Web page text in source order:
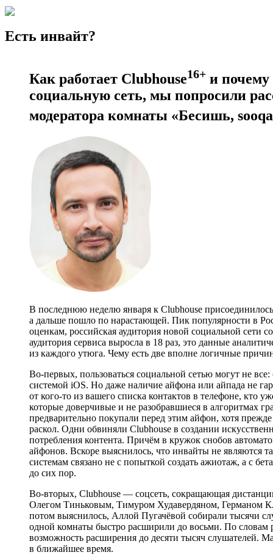
Есть инвайт?
Как работает Clubhouse16+ и почему
социальную сеть, мы попросили
модератора комнаты «Бесишь,
В последнюю неделю января к Clubhouse
а дальше пошло по нарастающей. Пик популярности в
оценкам, российская аудитория новой социальной сети
аудитория сервиса выросла в 18 раз, это данные
из каждого утюга. Чему есть две вполне логичные
Во-первых, пользоваться социальной сетью могут не
системой iOS. Но даже наличие айфона или айпада не
от кого-то из вашего списка контактов в телефоне, кто
которые доверчивые и не разобравшиеся в алгоритмах
предварительно покупали перед этим айфон, хотя
раскол. Одни обвиняли Clubhouse в создании
потребления контента. Причём в кружок снобов
айфонов. Вскоре выяснилось, что инвайты не являются
системам связано не с попыткой создать ажиотаж, а с
до сих пор.
Во-вторых, Clubhouse — соцсеть, сокращающая
Олегом Тиньковым, Тимуром Худавердяном, Германом
потом выяснилось, Аллой Пугачёвой собирали тысячи
одной комнаты быстро расширили до восьми. По словам
возможность расширения до десяти тысяч слушателей.
в ближайшее время.